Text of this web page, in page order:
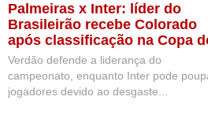
Palmeiras x Inter: líder do
Brasileirão recebe Colorado
após classificação na Copa
Brasil
Verdão defende a liderança do
campeonato, enquanto Inter pode
jogadores devido ao desgaste...